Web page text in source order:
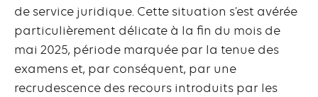
de service juridique. Cette situation s’est avérée
particulièrement délicate à la fin du mois de
mai 2025, période marquée par la tenue des
examens et, par conséquent, par une
recrudescence des recours introduits par les